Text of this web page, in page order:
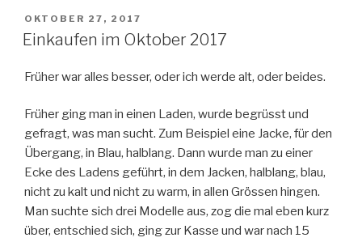
VERÖFFENTLICHT
AM
OKTOBER 27, 2017
Einkaufen im Oktober 2017
Früher war alles besser, oder ich werde alt, oder beides.
Früher ging man in einen Laden, wurde begrüsst und
gefragt, was man sucht. Zum Beispiel eine Jacke, für den
Übergang, in Blau, halblang. Dann wurde man zu einer
Ecke des Ladens geführt, in dem Jacken, halblang, blau,
nicht zu kalt und nicht zu warm, in allen Grössen hingen.
Man suchte sich drei Modelle aus, zog die mal eben kurz
über, entschied sich, ging zur Kasse und war nach 15